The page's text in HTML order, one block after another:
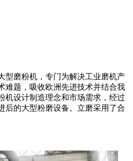
型磨粉机，专门为解决工业磨机产
难题，吸收欧洲先进技术并结合我
机设计制造理念和市场需求，经过
后的大型粉磨设备。立磨采用了合